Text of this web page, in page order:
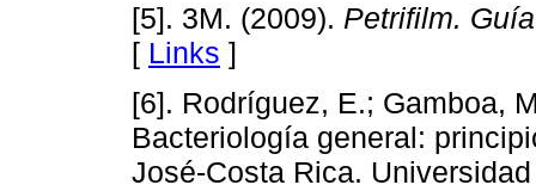
[5]. 3M. (2009). Petrifilm.
[ Links ]
[6]. Rodríguez, E.; Gamboa,
Bacteriología general:
José-Costa Rica.